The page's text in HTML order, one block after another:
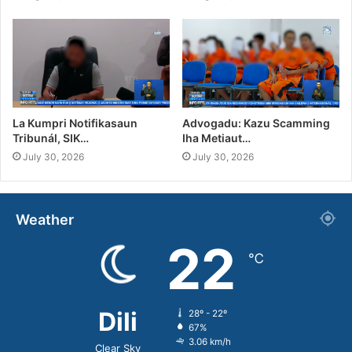
La Kumpri Notifikasaun
Tribunál, SIK…
July 30, 2026
Advogadu: Kazu Scamming
Iha Metiaut…
July 30, 2026
Weather
Dili
Clear Sky
22 ℃
28º - 22º
67%
3.06 km/h